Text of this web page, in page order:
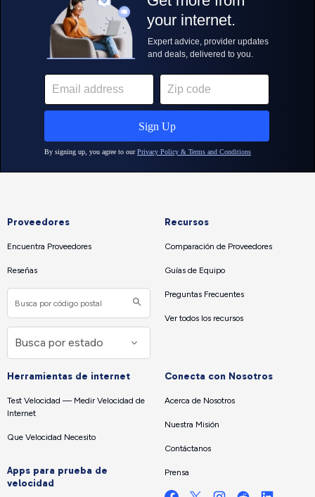
Proveedores
Encuentra Proveedores
Reseñas
Recursos
Comparación de Proveedores
Guías de Equipo
Preguntas Frecuentes
Ver todos los recursos
Herramientas de internet
Test Velocidad — Medir Velocidad de
Internet
Que Velocidad Necesito
Apps para prueba de
velocidad
Conecta con Nosotros
Acerca de Nosotros
Nuestra Misión
Contáctanos
Prensa